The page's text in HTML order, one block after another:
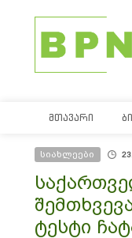
ᲛᲗᲐᲕᲐᲠᲘ
სიახლეები
ტესტი